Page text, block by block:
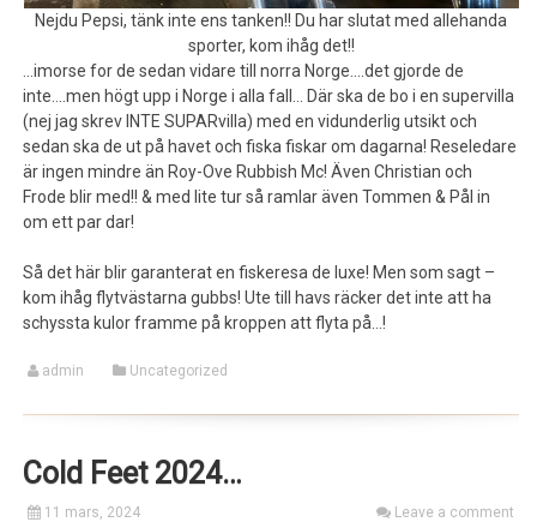
Nejdu Pepsi, tänk inte ens tanken!! Du har slutat med allehanda
sporter, kom ihåg det!!
…imorse for de sedan vidare till norra Norge….det gjorde de
inte….men högt upp i Norge i alla fall… Där ska de bo i en supervilla
(nej jag skrev INTE SUPARvilla) med en vidunderlig utsikt och
sedan ska de ut på havet och fiska fiskar om dagarna! Reseledare
är ingen mindre än Roy-Ove Rubbish Mc! Även Christian och
Frode blir med!! & med lite tur så ramlar även Tommen & Pål in
om ett par dar!
Så det här blir garanterat en fiskeresa de luxe! Men som sagt –
kom ihåg flytvästarna gubbs! Ute till havs räcker det inte att ha
schyssta kulor framme på kroppen att flyta på…!
admin Uncategorized
Cold Feet 2024…
11 mars, 2024 Leave a comment